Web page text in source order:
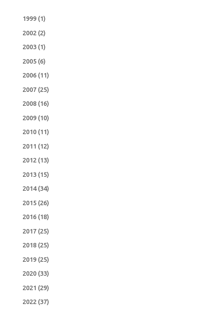
1999(1)
2002(2)
2003(1)
2005(6)
2006(11)
2007(25)
2008(16)
2009(10)
2010(11)
2011 (12)
2012(13)
2013(15)
2014(34)
2015(26)
2016(18)
2017(25)
2018(25)
2019(25)
2020(33)
2021 (29)
2022(37)